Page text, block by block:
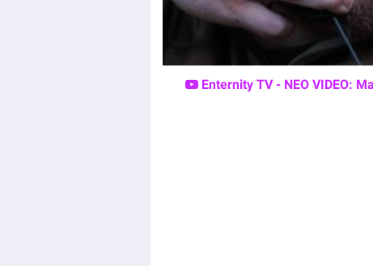
Enternity TV - ΝΕΟ VIDEO: